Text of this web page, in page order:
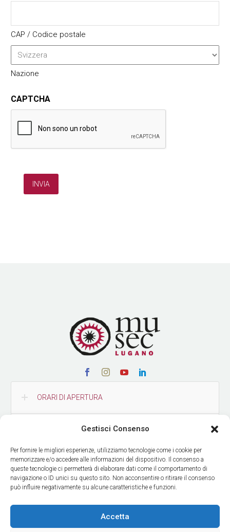
Gestisci Consenso
Per fornire le migliori esperienze, utilizziamo tecnologie come i cookie per
memorizzare e/o accedere alle informazioni del dispositivo. Il consenso a
queste tecnologie ci permetterà di elaborare dati come il comportamento di
navigazione o ID unici su questo sito. Non acconsentire o ritirare il consenso
può influire negativamente su alcune caratteristiche e funzioni.
Accetta
CAP / Codice postale
Nazione
CAPTCHA
ORARI DI APERTURA
COME RAGGIUNGERCI